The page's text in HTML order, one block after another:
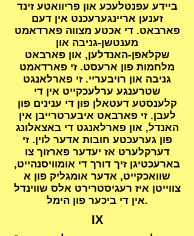
ביידע עפנטלעכע און פריוואטע זינד
זענען אריינגערעכנט אין דעם
פארבאט. די אכטע מצווה פארדאמט
מענטשן-גניבה און
שקלאפן-האנדלען, און פארבאט
מלחמות פון ארעסט. זי פארדאמט
גניבה און רויבעריי. זי פארלאנגט
שטרענגע ערלעכקייט אין די
קלענסטע דעטאלן פון די ענינים פון
לעבן. זי פארבאט איבערטרייבן אין
האנדל, און פארלאנגט די באצאלונג
פון גערעכטע חובות אדער לוין. זי
דערקלערט אז יעדער פארזוך צו
בארעכטיגן זיך דורך די אומוויסנהייט,
שוואכקייט, אדער אומגליק פון א
צווייטן איז רעגיסטרירט אלס שווינדל
אין די ביכער פון הימל.
IX